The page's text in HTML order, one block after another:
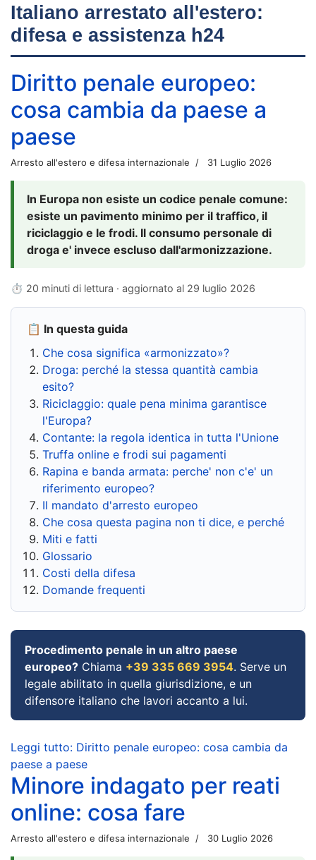
Italiano arrestato all'estero:
difesa e assistenza h24
Diritto penale europeo:
cosa cambia da paese a
paese
Arresto all'estero e difesa internazionale 31 Luglio 2026
In Europa non esiste un codice penale comune:
esiste un pavimento minimo per il traffico, il
riciclaggio e le frodi. Il consumo personale di
droga e' invece escluso dall'armonizzazione.
⏱ 20 minuti di lettura · aggiornato al 29 luglio 2026
📋 In questa guida
Che cosa significa «armonizzato»?
Droga: perché la stessa quantità cambia
esito?
Riciclaggio: quale pena minima garantisce
l'Europa?
Contante: la regola identica in tutta l'Unione
Truffa online e frodi sui pagamenti
Rapina e banda armata: perche' non c'e' un
riferimento europeo?
Il mandato d'arresto europeo
Che cosa questa pagina non ti dice, e perché
Miti e fatti
Glossario
Costi della difesa
Domande frequenti
Procedimento penale in un altro paese
europeo? Chiama +39 335 669 3954. Serve un
legale abilitato in quella giurisdizione, e un
difensore italiano che lavori accanto a lui.
Leggi tutto: Diritto penale europeo: cosa cambia da
paese a paese
Minore indagato per reati
online: cosa fare
Arresto all'estero e difesa internazionale 30 Luglio 2026